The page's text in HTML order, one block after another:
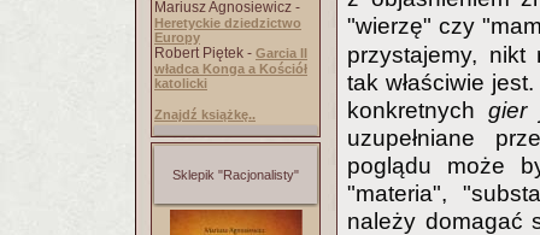
Mariusz Agnosiewicz -
Heretyckie dziedzictwo
Europy
Robert Piętek - Garcia II
władca Konga a Kościół
katolicki
Znajdź książkę..
Sklepik "Racjonalisty"
"wierzę" czy
przystajemy, nikt
tak właściwie
konkretnych gier
uzupełniane
poglądu może
"materia",
należy domagać